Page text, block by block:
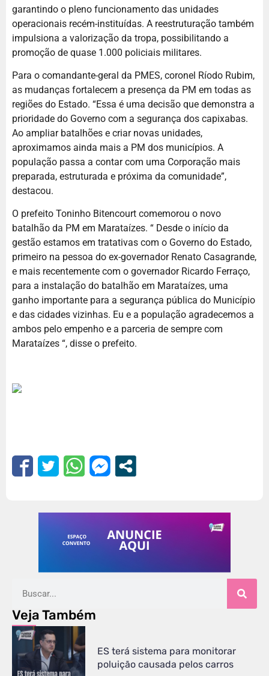
garantindo o pleno funcionamento das unidades
operacionais recém-instituídas. A reestruturação também
impulsiona a valorização da tropa, possibilitando a
promoção de quase 1.000 policiais militares.
Para o comandante-geral da PMES, coronel Ríodo Rubim,
as mudanças fortalecem a presença da PM em todas as
regiões do Estado. “Essa é uma decisão que demonstra a
prioridade do Governo com a segurança dos capixabas.
Ao ampliar batalhões e criar novas unidades,
aproximamos ainda mais a PM dos municípios. A
população passa a contar com uma Corporação mais
preparada, estruturada e próxima da comunidade”,
destacou.
O prefeito Toninho Bitencourt comemorou o novo
batalhão da PM em Marataízes. “ Desde o início da
gestão estamos em tratativas com o Governo do Estado,
primeiro na pessoa do ex-governador Renato Casagrande,
e mais recentemente com o governador Ricardo Ferraço,
para a instalação do batalhão em Marataízes, uma
ganho importante para a segurança pública do Município
e das cidades vizinhas. Eu e a população agradecemos a
ambos pelo empenho e a parceria de sempre com
Marataízes “, disse o prefeito.
Veja Também
ES terá sistema para monitorar
poluição causada pelos carros